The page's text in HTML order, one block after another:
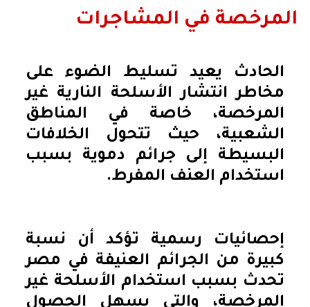
المرخصة في المشاجرات
الحادث يعيد تسليط الضوء على
مخاطر انتشار الأسلحة النارية غير
المرخصة، خاصة في المناطق
الشعبية، حيث تتحول الخلافات
البسيطة إلى جرائم دموية بسبب
استخدام العنف المفرط.
إحصائيات رسمية تؤكد أن نسبة
كبيرة من الجرائم العنيفة في مصر
تحدث بسبب استخدام الأسلحة غير
المرخصة، والتي يسهل الحصول